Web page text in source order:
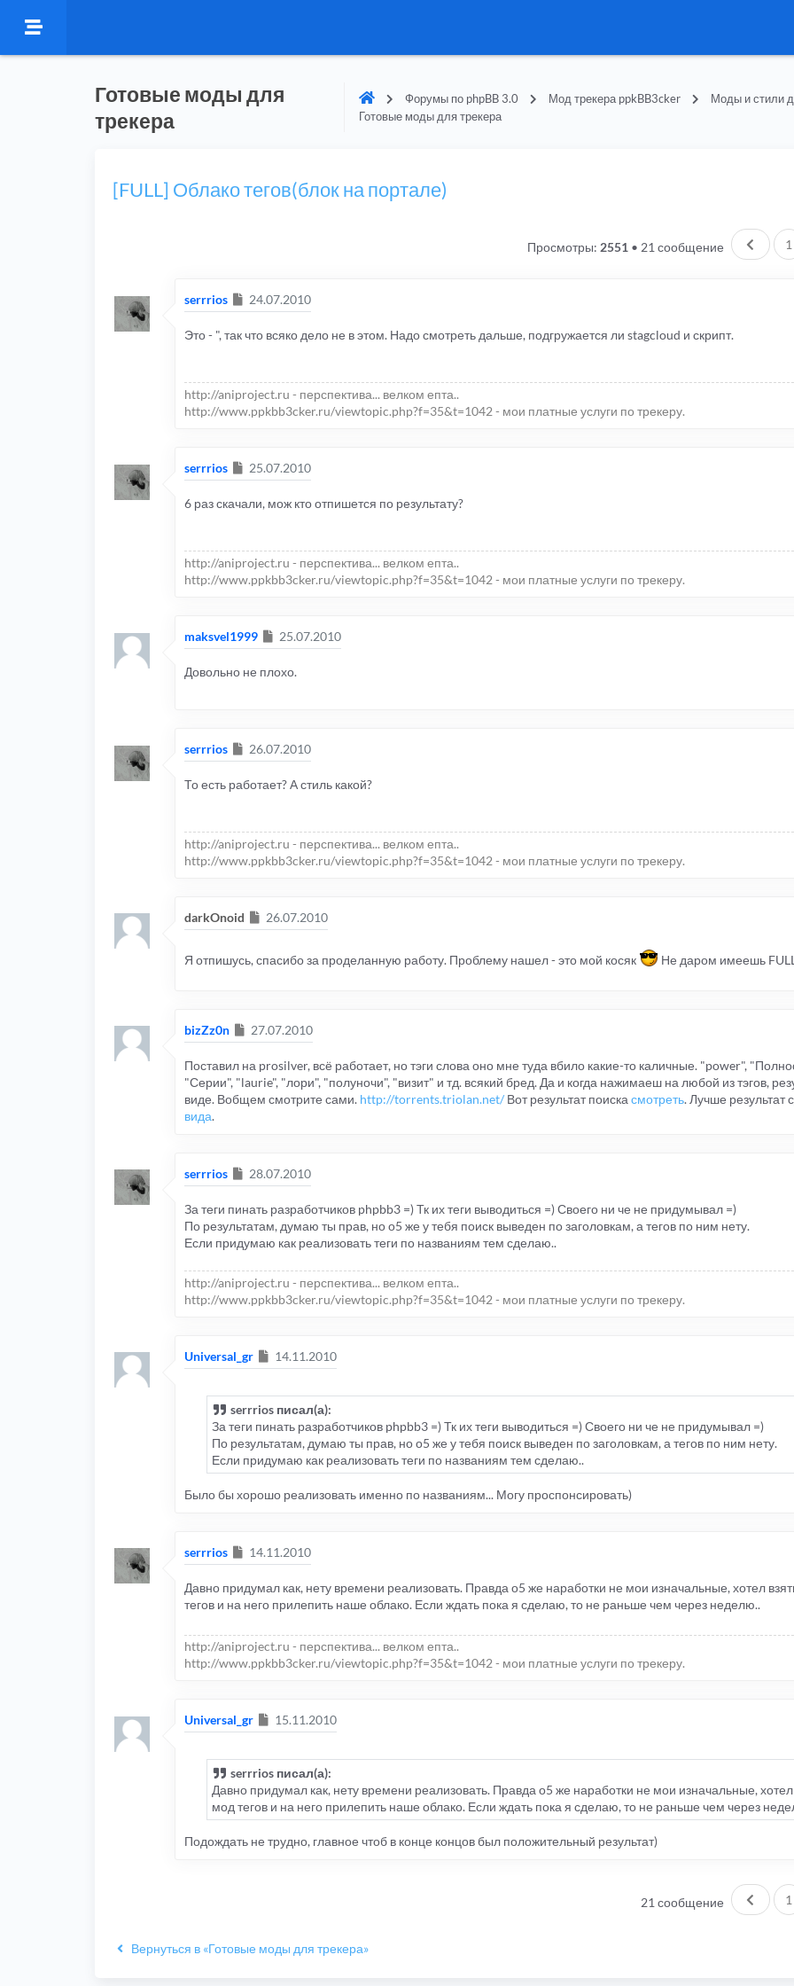
Готовые моды для
трекера
Форумы по phpBB 3.0 Мод трекера ppkBB3cker
Моды и стили
Готовые моды для трекера
[FULL] Облако тегов(блок на портале)
21 сообщение Пред.1
Просмотры: 2551 •
serrrios Сообщение
24.07.2010
Это - ", так что всяко дело не в этом. Надо смотреть дальше, подгружается ли stagcloud и скрипт.
http://aniproject.ru - перспектива... велком епта..
http://www.ppkbb3cker.ru/viewtopic.php?f=35&t=1042 - мои платные услуги по трекеру.
serrrios Сообщение
25.07.2010
6 раз скачали, мож кто отпишется по результату?
http://aniproject.ru - перспектива... велком епта..
http://www.ppkbb3cker.ru/viewtopic.php?f=35&t=1042 - мои платные услуги по трекеру.
maksvel1999 Сообщение
25.07.2010
Довольно не плохо.
serrrios Сообщение
26.07.2010
То есть работает? А стиль какой?
http://aniproject.ru - перспектива... велком епта..
http://www.ppkbb3cker.ru/viewtopic.php?f=35&t=1042 - мои платные услуги по трекеру.
darkOnoid Сообщение
26.07.2010
Я отпишусь, спасибо за проделанную работу. Проблему нашел - это мой косяк Не даром имеешь
bizZz0n Сообщение
27.07.2010
Поставил на prosilver, всё работает, но тэги слова оно мне туда вбило какие-то каличные. "power",
"Серии", "laurie", "лори", "полуночи", "визит" и тд. всякий бред. Да и когда нажимаеш на любой из тэгов,
виде. Вобщем смотрите сами. http://torrents.triolan.net/ Вот результат поиска смотреть. Лучше результат
вида.
serrrios Сообщение
28.07.2010
За теги пинать разработчиков phpbb3 =) Тк их теги выводиться =) Своего ни че не придумывал =)
По результатам, думаю ты прав, но о5 же у тебя поиск выведен по заголовкам, а тегов по ним нету.
Если придумаю как реализовать теги по названиям тем сделаю..
http://aniproject.ru - перспектива... велком епта..
http://www.ppkbb3cker.ru/viewtopic.php?f=35&t=1042 - мои платные услуги по трекеру.
Universal_gr Сообщение
14.11.2010
serrrios писал(а):
За теги пинать разработчиков phpbb3 =) Тк их теги выводиться =) Своего ни че не придумывал =)
По результатам, думаю ты прав, но о5 же у тебя поиск выведен по заголовкам, а тегов по ним нету.
Если придумаю как реализовать теги по названиям тем сделаю..
Было бы хорошо реализовать именно по названиям... Могу проспонсировать)
serrrios Сообщение
14.11.2010
Давно придумал как, нету времени реализовать. Правда о5 же наработки не мои изначальные, хотел
тегов и на него прилепить наше облако. Если ждать пока я сделаю, то не раньше чем через неделю..
http://aniproject.ru - перспектива... велком епта..
http://www.ppkbb3cker.ru/viewtopic.php?f=35&t=1042 - мои платные услуги по трекеру.
Universal_gr Сообщение
15.11.2010
serrrios писал(а):
Давно придумал как, нету времени реализовать. Правда о5 же наработки не мои изначальные, хотел
мод тегов и на него прилепить наше облако. Если ждать пока я сделаю, то не раньше чем через
Подождать не трудно, главное чтоб в конце концов был положительный результат)
21 сообщение Пред.1
Вернуться в «Готовые моды для трекера»